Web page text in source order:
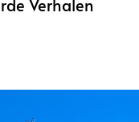
Verhalen